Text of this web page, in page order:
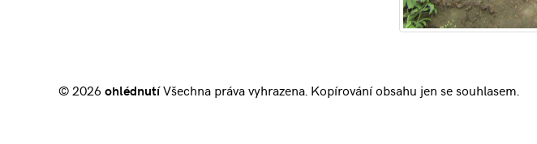
© 2026ohlédnutíVšechna práva vyhrazena. Kopírování obsahu jen se souhlasem.